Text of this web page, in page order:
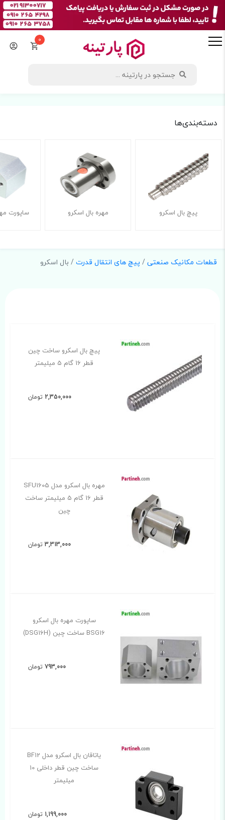
0
دسته‌بندی‌ها
پیچ بال اسکرو مهره بال اسکرو ساپورت
قطعات مکانیک صنعتی/ پیچ های انتقال قدرت/ بال اسکرو
پیچ بال اسکرو ساخت چین
قطر 16 گام 5 میلیمتر
2,350,000 تومان
مهره بال اسکرو مدل SFU1605
قطر 16 گام 5 میلیمتر ساخت
چین
3,313,000 تومان
ساپورت مهره بال اسکرو
BSG16 ساخت چین (DSG16H)
793,000 تومان
یاتاقان بال اسکرو مدل BF12
ساخت چین قطر داخلی 10
میلیمتر
1,199,000 تومان